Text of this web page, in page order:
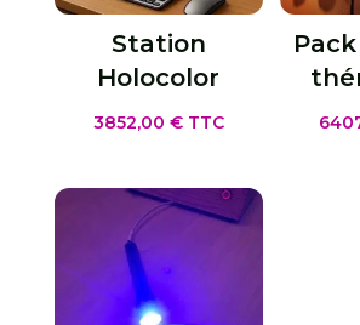
Station
Holocolor
3852,00 € TTC